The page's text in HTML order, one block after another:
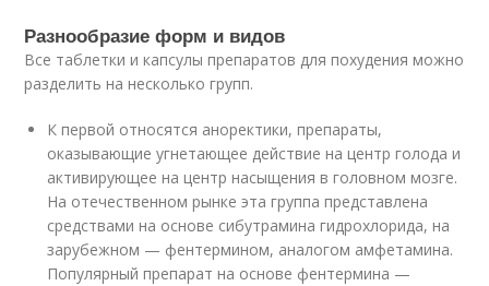
Разнообразие форм и видов
Все таблетки и капсулы препаратов для похудения можно
разделить на несколько групп.
К первой относятся аноректики, препараты,
оказывающие угнетающее действие на центр голода и
активирующее на центр насыщения в головном мозге.
На отечественном рынке эта группа представлена
средствами на основе сибутрамина гидрохлорида, на
зарубежном — фентермином, аналогом амфетамина.
Популярный препарат на основе фентермина —